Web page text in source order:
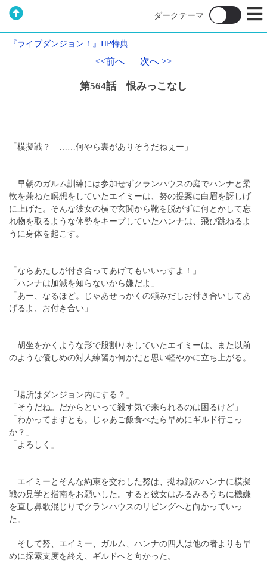
『ライブダンジョン！』HP特典
<<前へ 次へ >>
第564話 恨みっこなし
「模擬戦？ ……何やら裏がありそうだねぇー」
早朝のガルム訓練には参加せずクランハウスの庭でハンナと柔
軟を兼ねた瞑想をしていたエイミーは、努の提案に白眉を訝しげ
に上げた。そんな彼女の横で玄関から靴を脱がずに何とかして忘
れ物を取るような体勢をキープしていたハンナは、飛び跳ねるよ
うに身体を起こす。
「ならあたしが付き合ってあげてもいいっすよ！」
「ハンナは加減を知らないから嫌だよ」
「あー、なるほど。じゃあせっかくの頼みだしお付き合いしてあ
げるよ、お付き合い」
胡坐をかくような形で股割りをしていたエイミーは、また以前
のような優しめの対人練習か何かだと思い軽やかに立ち上がる。
「場所はダンジョン内にする？」
「そうだね。だからといって殺す気で来られるのは困るけど」
「わかってますとも。じゃあご飯食べたら早めにギルド行こっ
か？」
「よろしく」
エイミーとそんな約束を交わした努は、拗ね顔のハンナに模擬
戦の見学と指南をお願いした。すると彼女はみるみるうちに機嫌
を直し鼻歌混じりでクランハウスのリビングへと向かっていっ
た。
そして努、エイミー、ガルム、ハンナの四人は他の者よりも早
めに探索支度を終え、ギルドへと向かった。